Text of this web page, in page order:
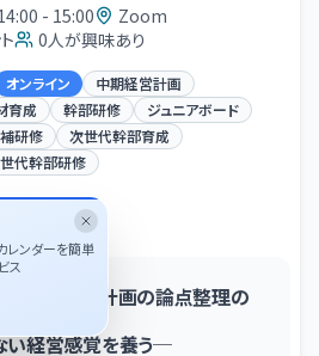
- 15:00
Zoom
0人が興味あり
オンライン
中期経営計画
育成 幹部研修
ジュニアボード
研修
次世代幹部育成
代幹部研修
る中期経営計画の論点整理の
経営感覚を養う─
レンダーを簡単
ス